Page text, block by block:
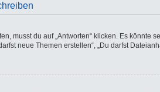
musst du auf „Antworten“ klicken. Es
neue Themen erstellen“, „Du darfst